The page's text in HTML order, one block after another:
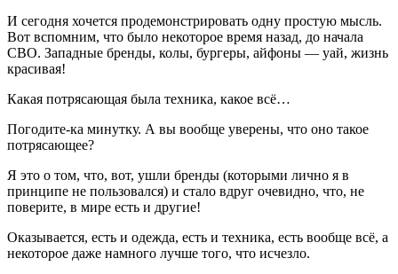
И сегодня хочется продемонстрировать одну простую мысль.
Вот вспомним, что было некоторое время назад, до начала
СВО. Западные бренды, колы, бургеры, айфоны — уай, жизнь
красивая!
Какая потрясающая была техника, какое всё…
Погодите-ка минутку. А вы вообще уверены, что оно такое
потрясающее?
Я это о том, что, вот, ушли бренды (которыми лично я в
принципе не пользовался) и стало вдруг очевидно, что, не
поверите, в мире есть и другие!
Оказывается, есть и одежда, есть и техника, есть вообще всё, а
некоторое даже намного лучше того, что исчезло.